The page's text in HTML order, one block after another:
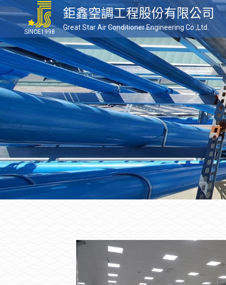
SINCE1998
鉅鑫空調工程股份有限公司
Great Star Air Conditioner Engineering Co.,Ltd.